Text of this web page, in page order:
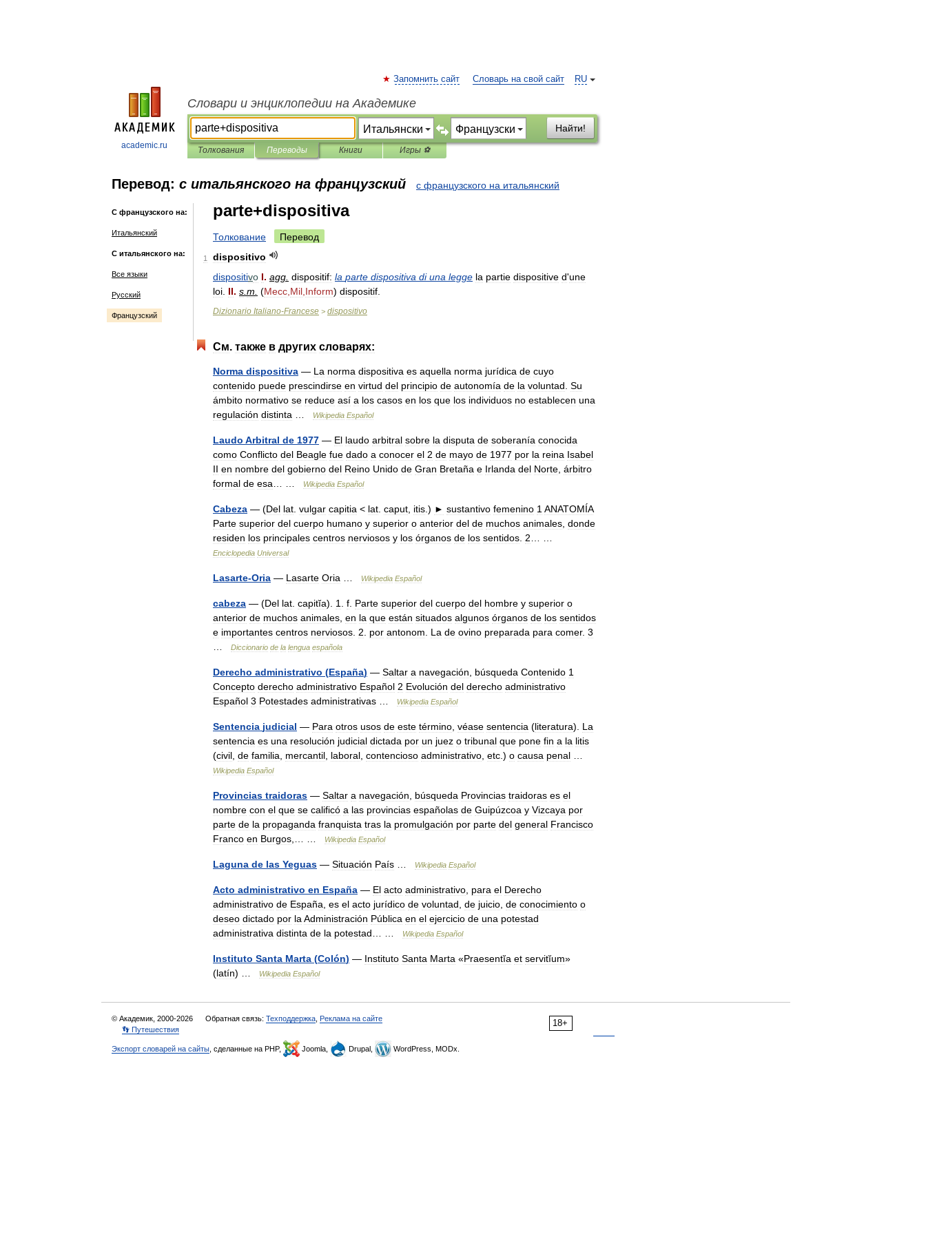
academic.ru
RU
Запомнить сайт Словарь на свой сайт
Словари и энциклопедии на Академике
Найти!
Толкования Переводы Книги Игры ⚽
Перевод: с итальянского на французский с французского на итальянский
С французского на:
Итальянский
С итальянского на:
Все языки
Русский
Французский
parte+dispositiva
Толкование Перевод
1
dispositivo
dispositivo I. agg dispositif: la parte dispositiva di una legge la partie dispositive d'une
loi II. s m (Mecc Mil Inform) dispositif
Dizionario Italiano-Francese > dispositivo
См. также в других словарях:
Norma dispositiva — La norma dispositiva es aquella norma jurídica de cuyo
contenido puede prescindirse en virtud del principio de autonomía de la voluntad Su
ámbito normativo se reduce así a los casos en los que los individuos no establecen una
regulación distinta Wikipedia Español
Laudo Arbitral de 1977 — El laudo arbitral sobre la disputa de soberanía conocida
como Conflicto del Beagle fue dado a conocer el 2 de mayo de 1977 por la reina Isabel
II en nombre del gobierno del Reino Unido de Gran Bretaña e Irlanda del Norte árbitro
formal de esa Wikipedia Español
Cabeza — (Del lat vulgar capitia < lat caput itis .) ► sustantivo femenino 1 ANATOMÍA
Parte superior del cuerpo humano y superior o anterior del de muchos animales donde
residen los principales centros nerviosos y los órganos de los sentidos 2
Enciclopedia Universal
Lasarte-Oria — Lasarte Oria Wikipedia Español
cabeza — (Del lat capitĭa). 1 f Parte superior del cuerpo del hombre y superior o
anterior de muchos animales en la que están situados algunos órganos de los sentidos
e importantes centros nerviosos 2 por antonom La de ovino preparada para comer. 3
Diccionario de la lengua española
Derecho administrativo (España) — Saltar a navegación búsqueda Contenido 1
Concepto derecho administrativo Español 2 Evolución del derecho administrativo
Español 3 Potestades administrativas Wikipedia Español
Sentencia judicial — Para otros usos de este término véase sentencia (literatura). La
sentencia es una resolución judicial dictada por un juez o tribunal que pone fin a la litis
(civil de familia mercantil laboral contencioso administrativo etc .) o causa penal
Wikipedia Español
Provincias traidoras — Saltar a navegación búsqueda Provincias traidoras es el
nombre con el que se calificó a las provincias españolas de Guipúzcoa y Vizcaya por
parte de la propaganda franquista tras la promulgación por parte del general Francisco
Franco en Burgos Wikipedia Español
Laguna de las Yeguas — Situación País Wikipedia Español
Acto administrativo en España — El acto administrativo para el Derecho
administrativo de España es el acto jurídico de voluntad de juicio de conocimiento o
deseo dictado por la Administración Pública en el ejercicio de una potestad
administrativa distinta de la potestad Wikipedia Español
Instituto Santa Marta (Colón) — Instituto Santa Marta «Praesentĭa et servitĭum»
(latín) … Wikipedia Español
18+
© Академик, 2000-2026 Обратная связь: Техподдержка Реклама на сайте
👣 Путешествия
Экспорт словарей на сайты , сделанные на PHP, Joomla, Drupal, WordPress, MODx.